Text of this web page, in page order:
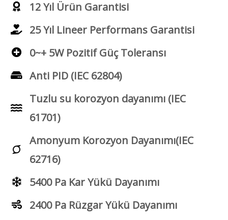
12 Yıl Ürün Garantisi
25 Yıl Lineer Performans Garantisi
0~+ 5W Pozitif Güç Toleransı
Anti PID (IEC 62804)
Tuzlu su korozyon dayanımı (IEC
61701)
Amonyum Korozyon Dayanımı(IEC
62716)
5400 Pa Kar Yükü Dayanımı
2400 Pa Rüzgar Yükü Dayanımı